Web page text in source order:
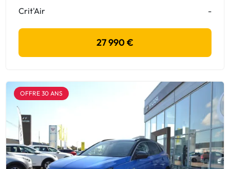
Crit'Air
-
27 990 €
OFFRE 30 ANS